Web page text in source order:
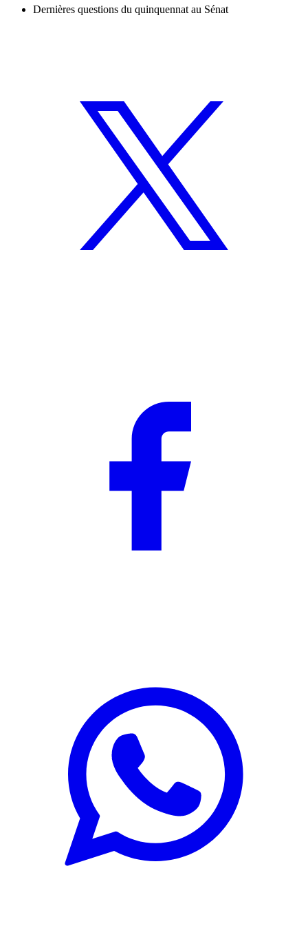
Dernières questions du quinquennat au Sénat